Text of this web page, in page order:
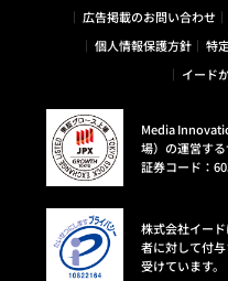
広告掲載のお問い合わせ
個人情報保護方針
特
イード
Media
場）の運営する
証券コード：
株式会社イー
者に対して付
受けています。